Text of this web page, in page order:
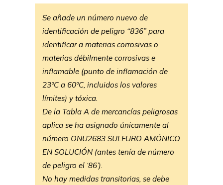
Se añade un número nuevo de
identificación de peligro “836” para
identificar a materias corrosivas o
materias débilmente corrosivas e
inflamable (punto de inflamación de
23ºC a 60ºC, incluidos los valores
límites) y tóxica.
De la Tabla A de mercancías peligrosas
aplica se ha asignado únicamente al
número ONU2683 SULFURO AMÓNICO
EN SOLUCIÓN (antes tenía de número
de peligro el ‘86’).
No hay medidas transitorias, se debe